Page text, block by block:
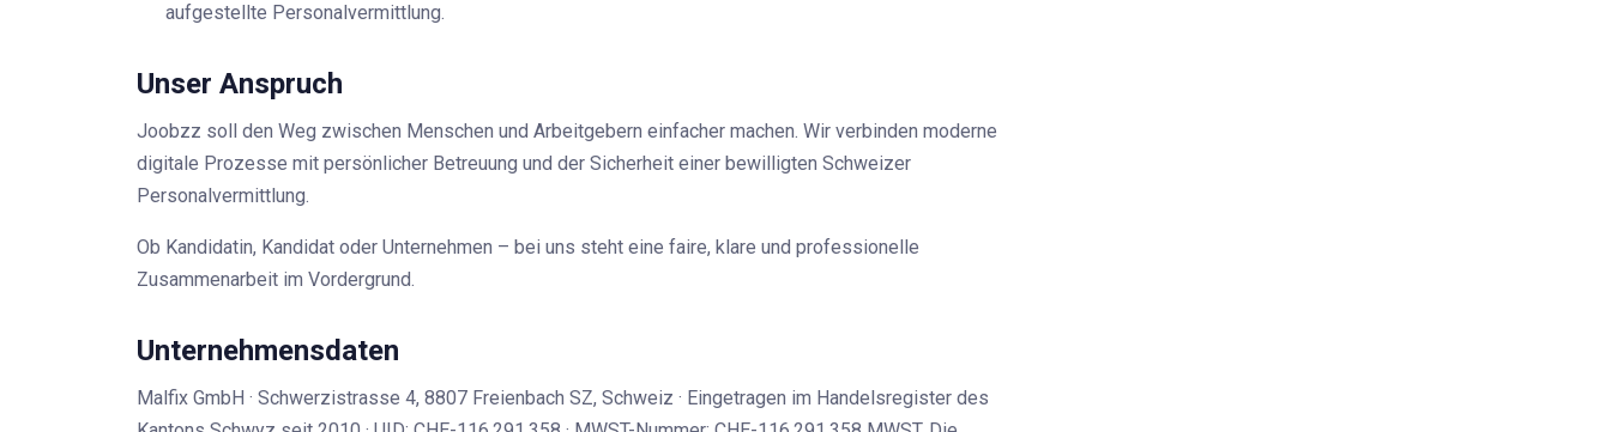
aufgestellte Personalvermittlung.
Unser Anspruch
Joobzz soll den Weg zwischen Menschen und Arbeitgebern einfacher machen. Wir verbinden moderne
digitale Prozesse mit persönlicher Betreuung und der Sicherheit einer bewilligten Schweizer
Personalvermittlung.
Ob Kandidatin, Kandidat oder Unternehmen – bei uns steht eine faire, klare und professionelle
Zusammenarbeit im Vordergrund.
Unternehmensdaten
Malfix GmbH · Schwerzistrasse 4, 8807 Freienbach SZ, Schweiz · Eingetragen im Handelsregister des